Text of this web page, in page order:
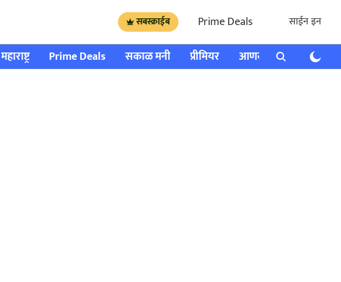
सबस्क्राईब Prime Deals साईन इन
महाराष्ट्र Prime Deals सकाळ मनी प्रीमियर आणखी राशी भविष्य